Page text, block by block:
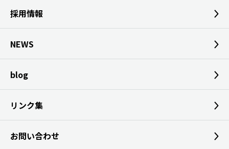
採用情報
NEWS
blog
リンク集
お問い合わせ